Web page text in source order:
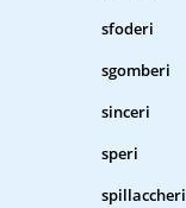
sfoderi
sgomberi
sinceri
speri
spillaccheri